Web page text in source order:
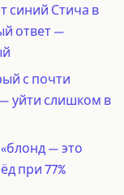
синий Стича в
ответ —
с почти
уйти слишком в
— это
при 77%